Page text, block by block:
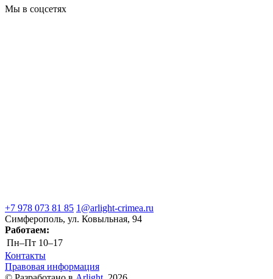
Мы в соцсетях
+7 978 073 81 85 1@arlight-crimea.ru
Симферополь, ул. Ковыльная, 94
Работаем:
Пн–Пт 10–17
Контакты
Правовая информация